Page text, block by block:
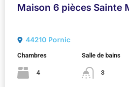
Maison 6 pièces Sainte
44210 Pornic
Chambres
4
Salle de bains
3